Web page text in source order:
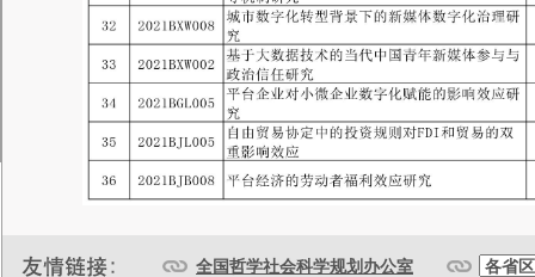
全国哲学社会科学规划办公室